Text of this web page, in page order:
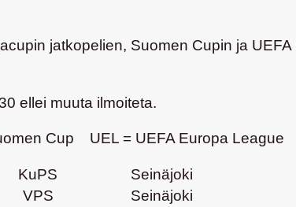
jatkopelien, Suomen Cupin ja
ellei muuta ilmoiteta.
Cup UEL = UEFA Europa League
KuPS
Seinäjoki
VPS
Seinäjoki